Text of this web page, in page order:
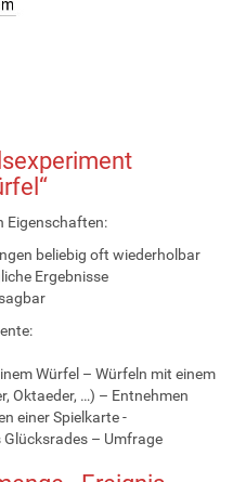
Eigenschaften:
beliebig oft wiederholbar
Ergebnisse
Würfel – Würfeln mit einem
Oktaeder, …) – Entnehmen
einer Spielkarte -
– Umfrage